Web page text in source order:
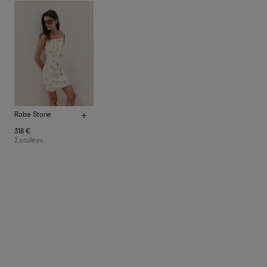
à vos vêtements de ne pas finir dans les décharges,
mais plutôt sur d’autres personnes
La circularité chez Ref
En savoir plus
Robe Storie
318 €
2 couleurs